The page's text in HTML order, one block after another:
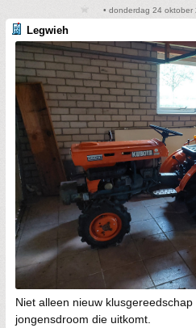
• donderdag 24 oktober
Legwieh
Niet alleen nieuw
jongensdroom die uitkomt.